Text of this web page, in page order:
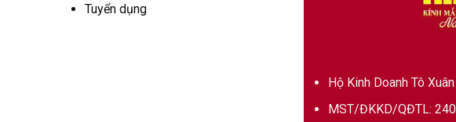
Tuyển dụng
Hộ Kinh Doanh Tô
MST/ĐKKD/QĐTL: